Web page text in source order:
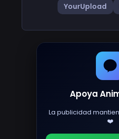
YourUpload
Apoya
La publicidad
❤️